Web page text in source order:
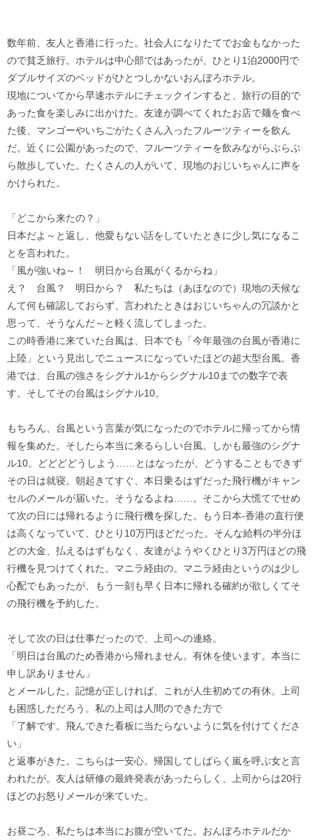
数年前、友人と香港に行った。社会人になりたてでお金もなかった
ので貧乏旅行。ホテルは中心部ではあったが、ひとり1泊2000円で
ダブルサイズのベッドがひとつしかないおんぼろホテル。
現地についてから早速ホテルにチェックインすると、旅行の目的で
あった食を楽しみに出かけた。友達が調べてくれたお店で麺を食べ
た後、マンゴーやいちごがたくさん入ったフルーツティーを飲ん
だ。近くに公園があったので、フルーツティーを飲みながらぶらぶ
ら散歩していた。たくさんの人がいて、現地のおじいちゃんに声を
かけられた。
「どこから来たの？」
日本だよ～と返し、他愛もない話をしていたときに少し気になるこ
とを言われた。
「風が強いね～！ 明日から台風がくるからね」
え？ 台風？ 明日から？ 私たちは（あほなので）現地の天候な
んて何も確認しておらず、言われたときはおじいちゃんの冗談かと
思って、そうなんだ～と軽く流してしまった。
この時香港に来ていた台風は、日本でも「今年最強の台風が香港に
上陸」という見出しでニュースになっていたほどの超大型台風。香
港では、台風の強さをシグナル1からシグナル10までの数字で表
す。そしてその台風はシグナル10。
もちろん、台風という言葉が気になったのでホテルに帰ってから情
報を集めた。そしたら本当に来るらしい台風。しかも最強のシグナ
ル10。どどどどうしよう……とはなったが、どうすることもできず
その日は就寝。朝起きてすぐ、本日乗るはずだった飛行機がキャン
セルのメールが届いた。そうなるよね……。そこから大慌てでせめ
て次の日には帰れるように飛行機を探した。もう日本-香港の直行便
は高くなっていて、ひとり10万円ほどだった。そんな給料の半分ほ
どの大金、払えるはずもなく、友達がようやくひとり3万円ほどの飛
行機を見つけてくれた。マニラ経由の。マニラ経由というのは少し
心配でもあったが、もう一刻も早く日本に帰れる確約が欲しくてそ
の飛行機を予約した。
そして次の日は仕事だったので、上司への連絡。
「明日は台風のため香港から帰れません。有休を使います。本当に
申し訳ありません」
とメールした。記憶が正しければ、これが人生初めての有休。上司
も困惑しただろう。私の上司は人間のできた方で
「了解です。飛んできた看板に当たらないように気を付けてくださ
い」
と返事がきた。こちらは一安心。帰国してしばらく嵐を呼ぶ女と言
われたが。友人は研修の最終発表があったらしく、上司からは20行
ほどのお怒りメールが来ていた。
お昼ごろ、私たちは本当にお腹が空いてた。おんぼろホテルだか